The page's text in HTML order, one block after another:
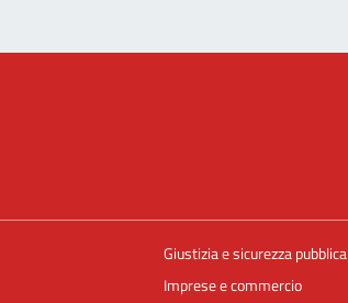
Giustizia e sicurezza pubblica
Imprese e commercio